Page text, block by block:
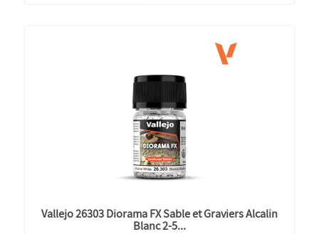
Vallejo 26303 Diorama FX Sable et Graviers Alcalin
Blanc 2-5...